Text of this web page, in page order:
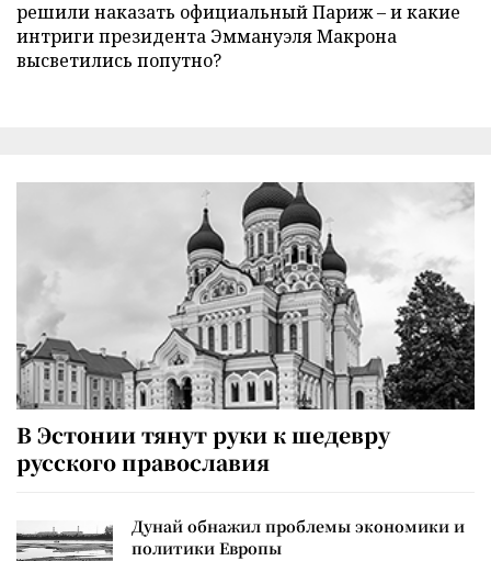
решили наказать официальный Париж – и какие
интриги президента Эммануэля Макрона
высветились попутно?
В Эстонии тянут руки к шедевру
русского православия
Дунай обнажил проблемы экономики и
политики Европы